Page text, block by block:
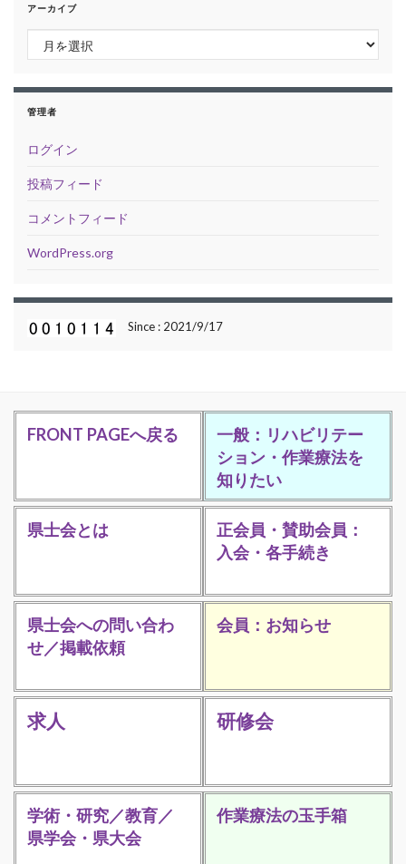
アーカイブ
アーカイブ
管理者
ログイン
投稿フィード
コメントフィード
WordPress.org
Since : 2021/9/17
FRONT PAGEへ戻る
一般：リハビリテー
ション・作業療法を
知りたい
県士会とは
正会員・賛助会員：
入会・各手続き
県士会への問い合わ
せ／掲載依頼
会員：お知らせ
求人 研修会
学術・研究／教育／
県学会・県大会
作業療法の玉手箱